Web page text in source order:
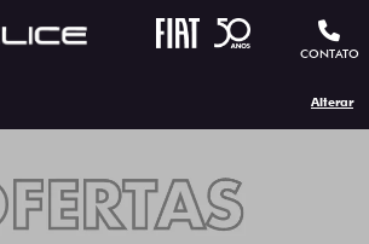
CONTATO
Alterar